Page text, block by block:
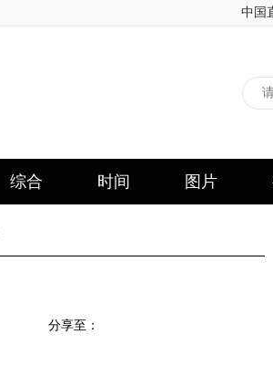
中国
综合 时间 图片
分享至：